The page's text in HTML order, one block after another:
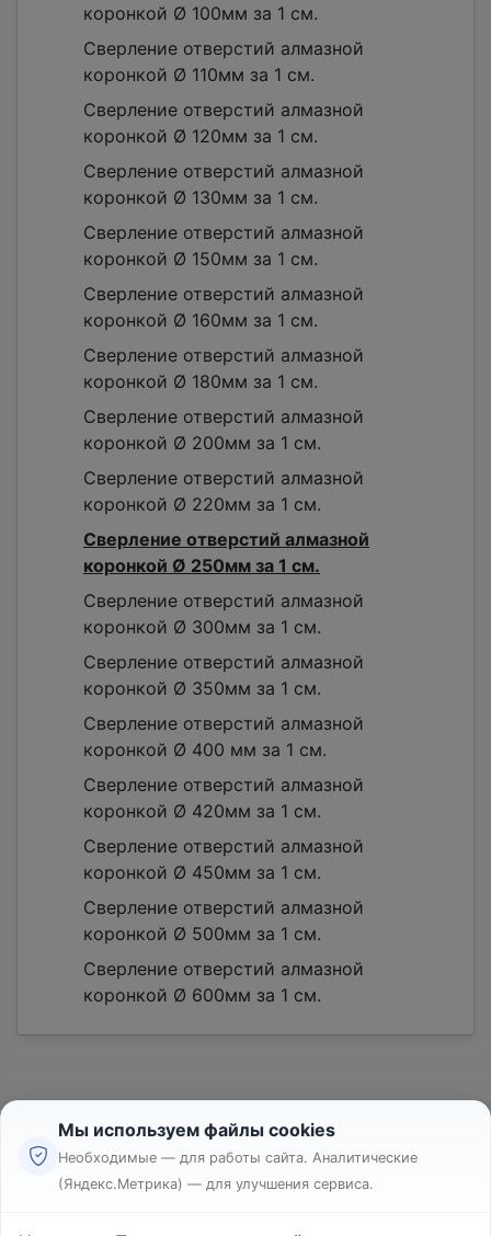
коронкой Ø 100мм за 1 см.
Сверление отверстий алмазной
коронкой Ø 110мм за 1 см.
Сверление отверстий алмазной
коронкой Ø 120мм за 1 см.
Сверление отверстий алмазной
коронкой Ø 130мм за 1 см.
Сверление отверстий алмазной
коронкой Ø 150мм за 1 см.
Сверление отверстий алмазной
коронкой Ø 160мм за 1 см.
Сверление отверстий алмазной
коронкой Ø 180мм за 1 см.
Сверление отверстий алмазной
коронкой Ø 200мм за 1 см.
Сверление отверстий алмазной
коронкой Ø 220мм за 1 см.
Сверление отверстий алмазной
коронкой Ø 250мм за 1 см.
Сверление отверстий алмазной
коронкой Ø 300мм за 1 см.
Сверление отверстий алмазной
коронкой Ø 350мм за 1 см.
Сверление отверстий алмазной
коронкой Ø 400 мм за 1 см.
Сверление отверстий алмазной
коронкой Ø 420мм за 1 см.
Сверление отверстий алмазной
коронкой Ø 450мм за 1 см.
Сверление отверстий алмазной
коронкой Ø 500мм за 1 см.
Сверление отверстий алмазной
коронкой Ø 600мм за 1 см.
Реклама
Мы используем файлы cookies
Необходимые — для работы сайта. Аналитические
(Яндекс.Метрика) — для улучшения сервиса.